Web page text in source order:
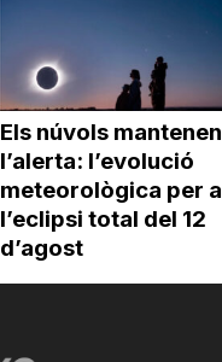
Els núvols mantenen
l’alerta: l’evolució
meteorològica per a
l’eclipsi total del 12
d’agost